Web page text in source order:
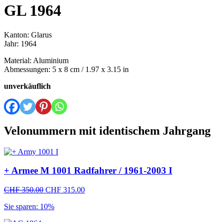
GL 1964
Kanton: Glarus
Jahr: 1964
Material: Aluminium
Abmessungen: 5 x 8 cm / 1.97 x 3.15 in
unverkäuflich
Velonummern mit identischem Jahrgang
+ Armee M 1001 Radfahrer / 1961-2003 I
CHF350.00 Ursprünglicher
war:
CHF 315.00Aktueller
Sie sparen: 10%